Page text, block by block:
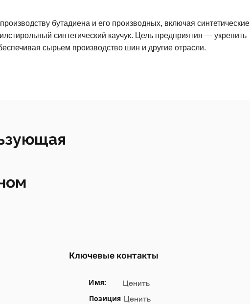
бутадиена и его производных, включая синтетические
синтетический каучук. Цель предприятия — укрепить
сырьем производство шин и другие отрасли.
Ключевые контакты
Имя:
Ценить
Позиция Ценить